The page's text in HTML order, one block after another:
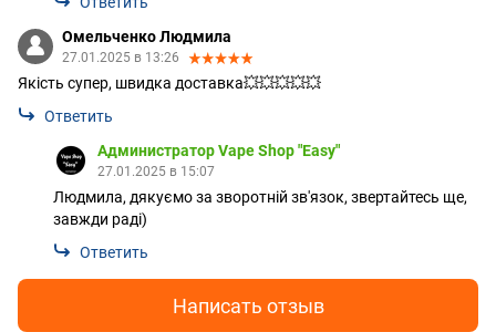
Омельченко Людмила
27.01.2025 в 13:26
Якість супер, швидка доставка💥💥💥💥💥
Ответить
Администратор Vape Shop "Easy"
27.01.2025 в 15:07
Людмила, дякуємо за зворотній зв'язок, звертайтесь ще,
завжди раді)
Ответить
Написать отзыв